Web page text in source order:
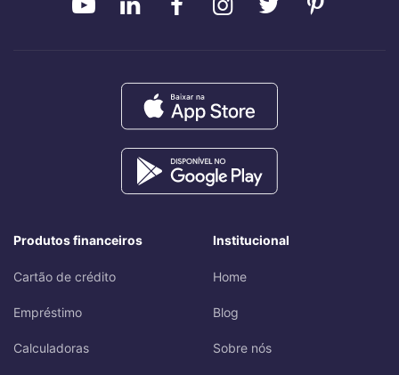
Produtos financeiros
Cartão de crédito
Empréstimo
Calculadoras
Institucional
Home
Blog
Sobre nós